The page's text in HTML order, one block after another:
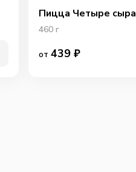
Пицца Четыре сыра
460 г
от 439 ₽